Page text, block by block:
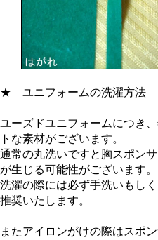
★ ユニフォームの洗濯方法
ユーズドユニフォームにつき
トな素材がございます。
通常の丸洗いですと胸スポン
が生じる可能性がございます。
洗濯の際には必ず手洗いもし
推奨いたします。
またアイロンがけの際はスポ